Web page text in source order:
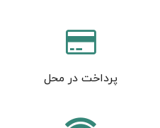
پرداخت در محل